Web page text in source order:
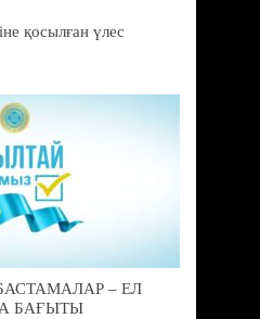
қосылған үлес
– ЕЛ
БАҒЫТЫ